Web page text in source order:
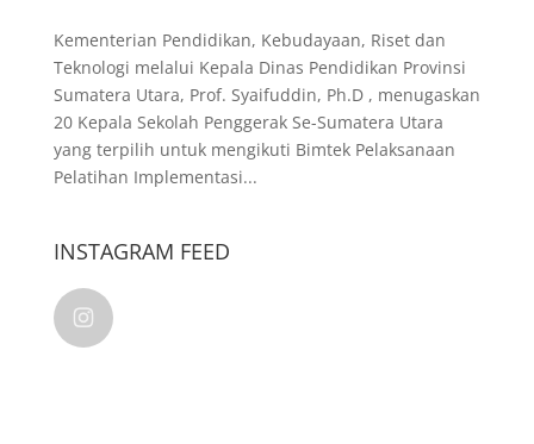
Kementerian Pendidikan, Kebudayaan, Riset dan
Teknologi melalui Kepala Dinas Pendidikan Provinsi
Sumatera Utara, Prof. Syaifuddin, Ph.D , menugaskan
20 Kepala Sekolah Penggerak Se-Sumatera Utara
yang terpilih untuk mengikuti Bimtek Pelaksanaan
Pelatihan Implementasi...
INSTAGRAM FEED
kalamkudusindonesia